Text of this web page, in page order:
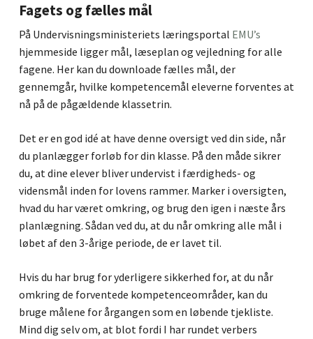
Fagets og fælles mål
På Undervisningsministeriets læringsportal EMU’s
hjemmeside ligger mål, læseplan og vejledning for alle
fagene. Her kan du downloade fælles mål, der
gennemgår, hvilke kompetencemål eleverne forventes at
nå på de pågældende klassetrin.
Det er en god idé at have denne oversigt ved din side, når
du planlægger forløb for din klasse. På den måde sikrer
du, at dine elever bliver undervist i færdigheds- og
vidensmål inden for lovens rammer. Marker i oversigten,
hvad du har været omkring, og brug den igen i næste års
planlægning. Sådan ved du, at du når omkring alle mål i
løbet af den 3-årige periode, de er lavet til.
Hvis du har brug for yderligere sikkerhed for, at du når
omkring de forventede kompetenceområder, kan du
bruge målene for årgangen som en løbende tjekliste.
Mind dig selv om, at blot fordi I har rundet verbers